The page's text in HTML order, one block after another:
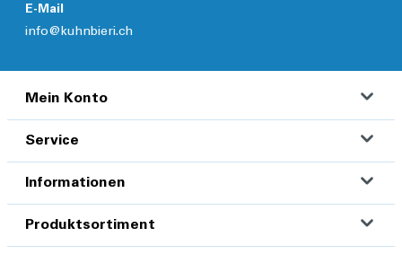
E-Mail
info@kuhnbieri.ch
Mein Konto
Service
Informationen
Produktsortiment